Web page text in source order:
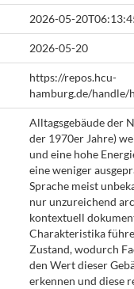
2026-05-
2026-05-20
https://repos.hcu-
hamburg.de/handle/
Alltagsgebäude der
der 1970er Jahre)
und eine hohe
eine weniger
Sprache meist
nur unzureichend
kontextuell
Charakteristika
Zustand, wodurch
den Wert dieser
erkennen und diese